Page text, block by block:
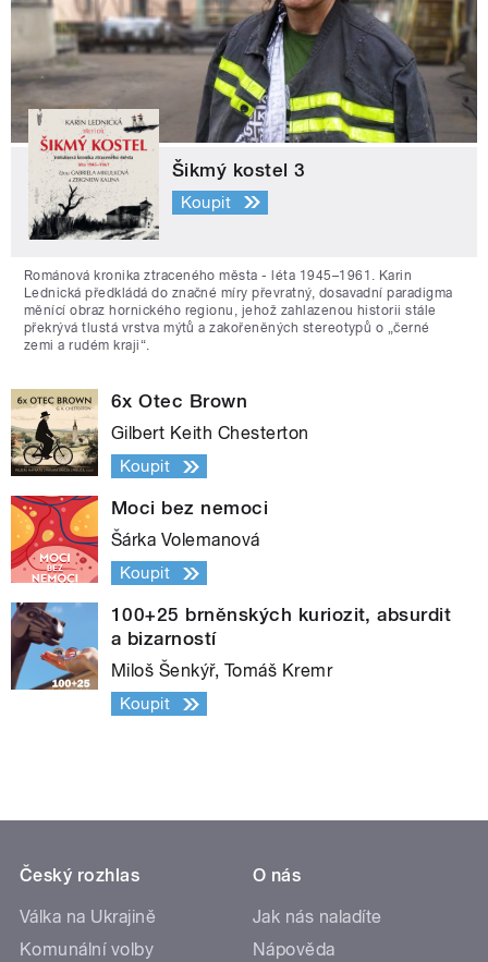
Šikmý kostel 3
Koupit
Románová kronika ztraceného města - léta 1945–1961. Karin
Lednická předkládá do značné míry převratný, dosavadní paradigma
měnící obraz hornického regionu, jehož zahlazenou historii stále
překrývá tlustá vrstva mýtů a zakořeněných stereotypů o „černé
zemi a rudém kraji“.
6x Otec Brown
Gilbert Keith Chesterton
Koupit
Moci bez nemoci
Šárka Volemanová
Koupit
100+25 brněnských kuriozit, absurdit
a bizarností
Miloš Šenkýř, Tomáš Kremr
Koupit
Český rozhlas
Válka na Ukrajině
Komunální volby
O nás
Jak nás naladíte
Nápověda